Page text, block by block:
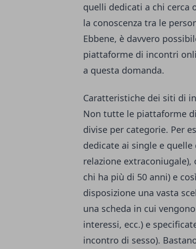
quelli dedicati a chi cerca
la conoscenza tra le
Ebbene, è davvero
piattaforme di incontri
a questa domanda.
Caratteristiche dei siti di
Non tutte le piattaforme
divise per categorie. Per
dedicate ai single e
relazione
chi ha più di 50 anni) e
disposizione una vasta
una scheda in cui
interessi, ecc.) e
incontro di sesso).